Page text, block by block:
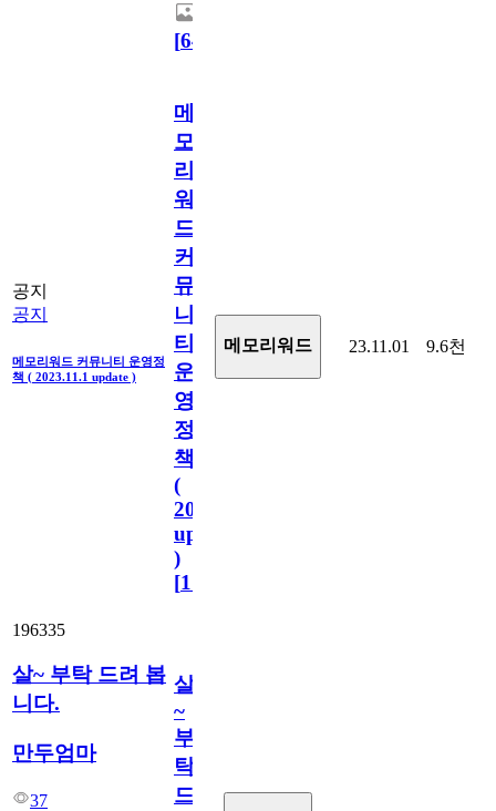
[64
공지
공지
메모리워드 커뮤니티 운영정
책 ( 2023.11.1 update )
메
모
리
워
드
커
뮤
니
티
운
영
정
책
(
2023.11.1
update
)
[110
메모리워드 23.11.01 9.6천
196335
살~ 부탁 드려 봅
니다.
만두엄마
37
살
~
부
탁
드